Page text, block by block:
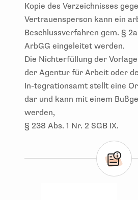
Kopie des Verzeichnisses
Vertrauensperson kann ein
Beschlussverfahren gem. § 2a
ArbGG eingeleitet werden.
Die Nichterfüllung der
der Agentur für Arbeit oder
In-tegrationsamt stellt eine
dar und kann mit einem
werden,
§ 238 Abs. 1 Nr. 2 SGB IX.